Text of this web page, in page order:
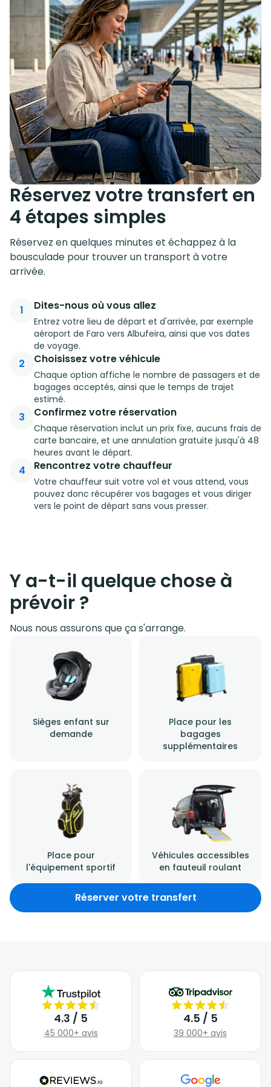
Réservez votre transfert en
4 étapes simples
Réservez en quelques minutes et échappez à la
bousculade pour trouver un transport à votre
arrivée.
1 Dites-nous où vous allez
Entrez votre lieu de départ et d'arrivée, par exemple
aéroport de Faro vers Albufeira, ainsi que vos dates
de voyage.
2 Choisissez votre véhicule
Chaque option affiche le nombre de passagers et de
bagages acceptés, ainsi que le temps de trajet
estimé.
3 Confirmez votre réservation
Chaque réservation inclut un prix fixe, aucuns frais de
carte bancaire, et une annulation gratuite jusqu'à 48
heures avant le départ.
4 Rencontrez votre chauffeur
Votre chauffeur suit votre vol et vous attend, vous
pouvez donc récupérer vos bagages et vous diriger
vers le point de départ sans vous presser.
Y a-t-il quelque chose à
prévoir ?
Nous nous assurons que ça s'arrange.
Sièges enfant sur
demande
Place pour les
bagages
supplémentaires
Place pour
l'équipement sportif
Véhicules accessibles
en fauteuil roulant
Réserver votre transfert
4.3 / 5
45 000+ avis
4.5 / 5
39 000+ avis